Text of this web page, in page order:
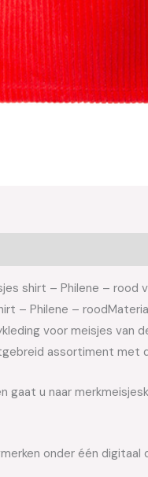
shirt – Philene – rood
– Philene –
voor meisjes van
assortiment
gaat u naar
onder één digitaal